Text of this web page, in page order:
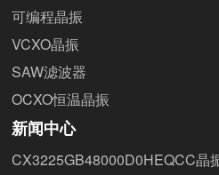
可编程晶振
VCXO晶振
SAW滤波器
OCXO恒温晶振
新闻中心
CX3225GB48000D0HEQCC晶